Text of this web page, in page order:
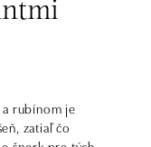
rubínom je
zatiaľ čo